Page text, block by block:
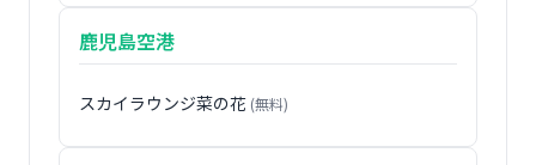
鹿児島空港
スカイラウンジ菜の花 (無料)